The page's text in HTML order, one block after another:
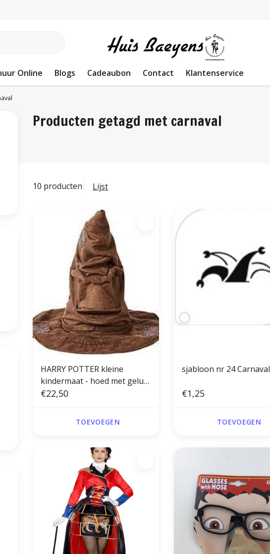
Online Blogs Cadeaubon Contact Klantenservice
Producten getagd met carnaval
10 producten Lijst
HARRY POTTER kleine
kindermaat - hoed met geluid
accessoire - sorteerhoed
€22,50
TOEVOEGEN
sjabloon nr 24 Carnaval
€1,25
TOEVOEGEN